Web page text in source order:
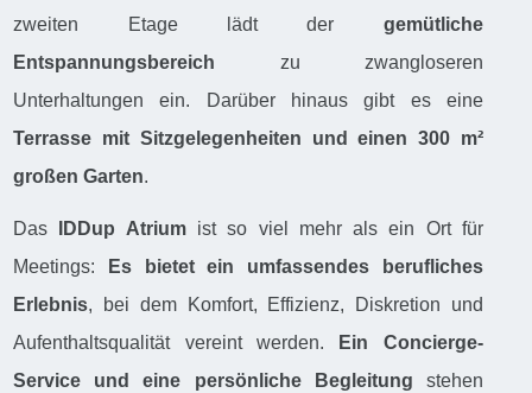
zweiten Etage lädt der gemütliche
Entspannungsbereich zu zwangloseren
Unterhaltungen ein. Darüber hinaus gibt es eine
Terrasse mit Sitzgelegenheiten und einen 300 m²
großen Garten.
Das IDDup Atriumist so viel mehr als ein Ort für
Meetings:
Es bietet ein umfassendes berufliches
Erlebnis, bei dem Komfort, Effizienz, Diskretion und
Aufenthaltsqualität vereint werden.
Ein Concierge-
Service und eine persönliche Begleitung stehen